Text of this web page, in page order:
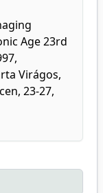
Age 23rd
Virágos,
23-27,